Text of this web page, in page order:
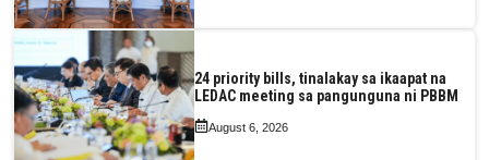
24 priority bills, tinalakay sa ikaapat na
LEDAC meeting sa pangunguna ni PBBM
August 6, 2026